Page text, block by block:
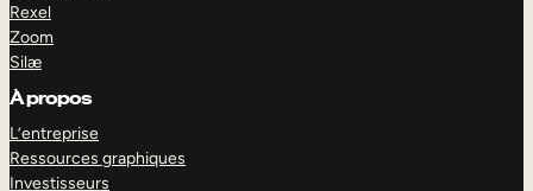
Rexel
Zoom
Silæ
À propos
L’entreprise
Ressources graphiques
Investisseurs